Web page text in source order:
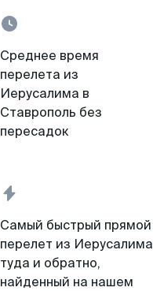
Среднее время
перелета из
Иерусалима в
Ставрополь без
пересадок
Самый быстрый прямой
перелет из Иерусалима
туда и обратно,
найденный на нашем